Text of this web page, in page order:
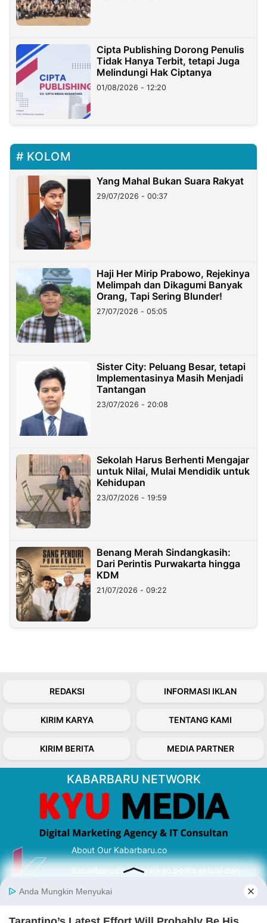
Cipta Publishing Dorong Penulis
Tidak Hanya Terbit, tetapi Juga
Melindungi Hak Ciptanya
01/08/2026 - 12:20
KOLOM
Yang Mahal Bukan Suara Rakyat
29/07/2026 - 00:37
Haji Her Mirip Prabowo, Rejekinya
Melimpah dan Dikagumi Banyak
Orang, Tapi Sering Blunder!
27/07/2026 - 05:05
Sister City: Peluang Besar, tetapi
Implementasinya Masih Menjadi
Tantangan
23/07/2026 - 20:08
Sekolah Harus Berhenti Mengajar
untuk Nilai, Mulai Mendidik untuk
Kehidupan
23/07/2026 - 19:59
Benang Merah Sindangkasih:
Dari Perintis Purwakarta hingga
KDM
21/07/2026 - 09:22
REDAKSI INFORMASI IKLAN
KIRIM KARYA TENTANG KAMI
KIRIM BERITA MEDIA PARTNER
KABARBARU NETWORK
About Our Kabarbaru.co
Kabarbaru.co menyajikan berita aktual dan
serta terverifikasi dari sumber yang tepat.
Follow Kabarbaru